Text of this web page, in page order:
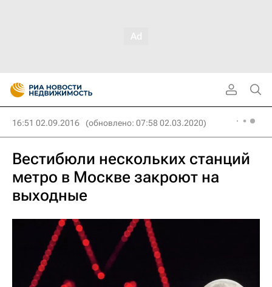
16:51 02.09.2016 (обновлено: 07:58 02.03.2020)
Вестибюли нескольких станций
метро в Москве закроют на
выходные